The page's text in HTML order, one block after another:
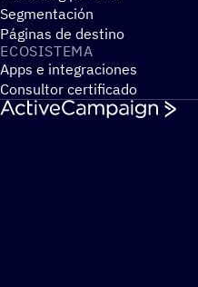
Segmentación
Páginas de destino
ECOSIS­TEMA
Apps e integraciones
Consultor certificado